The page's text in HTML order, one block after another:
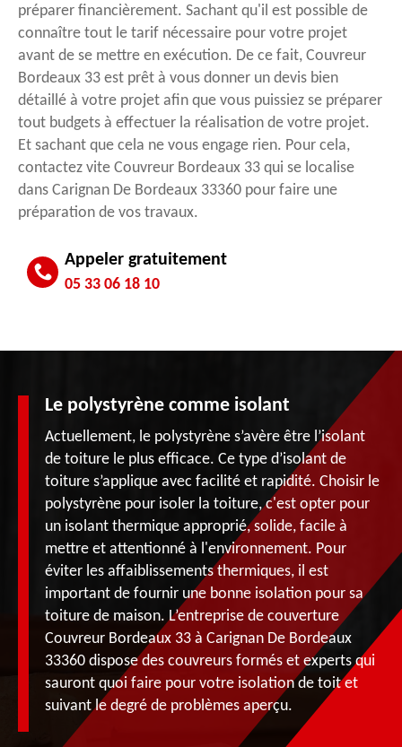
préparer financièrement. Sachant qu'il est possible de
connaître tout le tarif nécessaire pour votre projet
avant de se mettre en exécution. De ce fait, Couvreur
Bordeaux 33 est prêt à vous donner un devis bien
détaillé à votre projet afin que vous puissiez se préparer
tout budgets à effectuer la réalisation de votre projet.
Et sachant que cela ne vous engage rien. Pour cela,
contactez vite Couvreur Bordeaux 33 qui se localise
dans Carignan De Bordeaux 33360 pour faire une
préparation de vos travaux.
Appeler gratuitement
05 33 06 18 10
Le polystyrène comme isolant
Actuellement, le polystyrène s’avère être l’isolant
de toiture le plus efficace. Ce type d’isolant de
toiture s’applique avec facilité et rapidité. Choisir le
polystyrène pour isoler la toiture, c'est opter pour
un isolant thermique approprié, solide, facile à
mettre et attentionné à l'environnement. Pour
éviter les affaiblissements thermiques, il est
important de fournir une bonne isolation pour sa
toiture de maison. L’entreprise de couverture
Couvreur Bordeaux 33 à Carignan De Bordeaux
33360 dispose des couvreurs formés et experts qui
sauront quoi faire pour votre isolation de toit et
suivant le degré de problèmes aperçu.